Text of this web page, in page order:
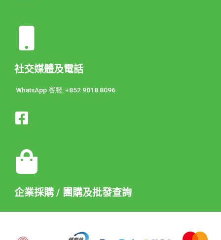
社交媒體及電話
WhatsApp 客服: +852 9018 8096
企業採購 / 團購及批發查詢